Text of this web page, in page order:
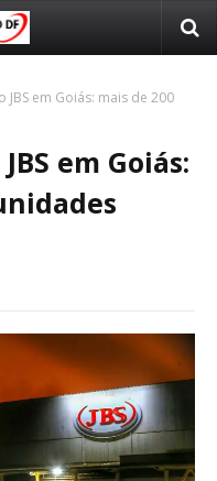
JBS em Goiás: mais de 200
em Goiás: